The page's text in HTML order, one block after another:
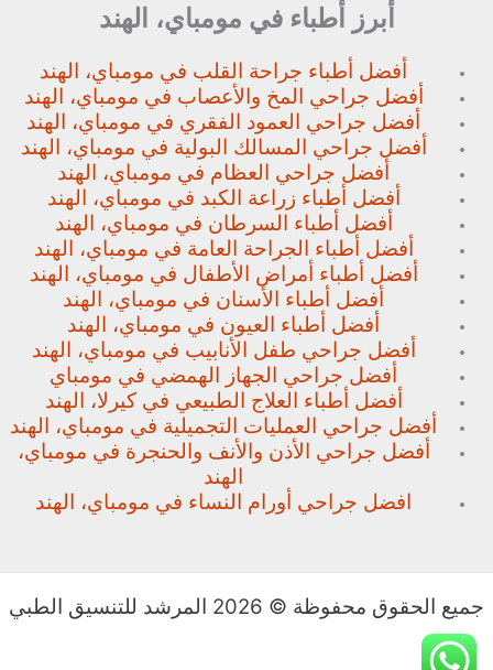
أبرز أطباء في مومباي، الهند
أفضل أطباء جراحة القلب في مومباي، الهند
أفضل جراحي المخ والأعصاب في مومباي، الهند
أفضل جراحي العمود الفقري في مومباي، الهند
أفضل جراحي المسالك البولية في مومباي، الهند
أفضل جراحي العظام في مومباي، الهند
أفضل أطباء زراعة الكبد في مومباي، الهند
أفضل أطباء السرطان في مومباي، الهند
أفضل أطباء الجراحة العامة في مومباي، الهند
أفضل أطباء أمراض الأطفال في مومباي، الهند
أفضل أطباء الأسنان في مومباي، الهند
أفضل أطباء العيون في مومباي، الهند
أفضل جراحي طفل الأنابيب في مومباي، الهند
أفضل جراحي الجهاز الهمضي في مومباي
أفضل أطباء العلاج الطبيعي في كيرلا، الهند
أفضل جراحي العمليات التجميلية في مومباي، الهند
أفضل جراحي الأذن والأنف والحنجرة في مومباي،
الهند
افضل جراحي أورام النساء في مومباي، الهند
جميع الحقوق محفوظة © 2026 المرشد للتنسيق الطبي